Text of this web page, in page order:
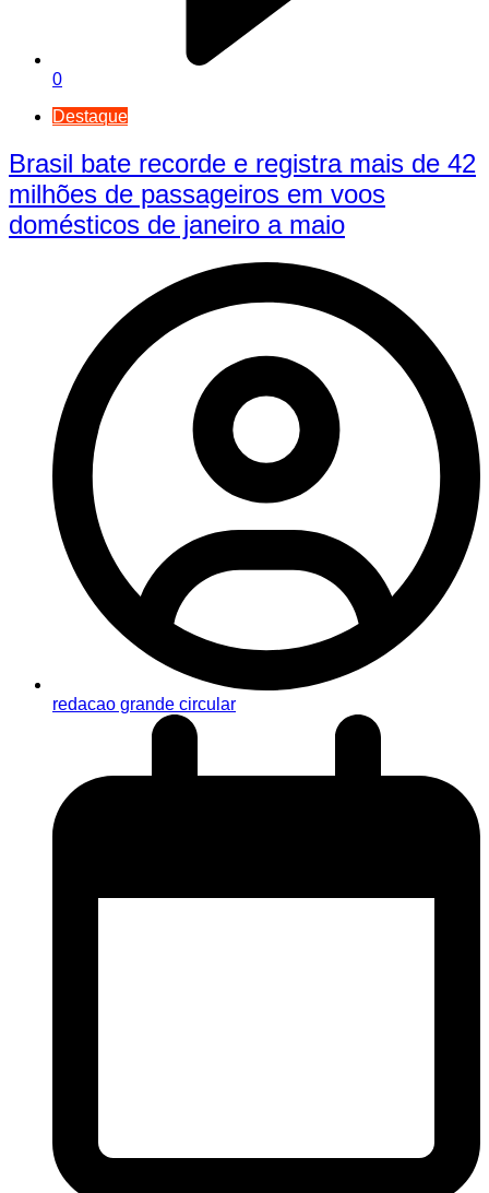
0
Destaque
Brasil bate recorde e registra mais de 42
milhões de passageiros em voos
domésticos de janeiro a maio
redacao grande circular